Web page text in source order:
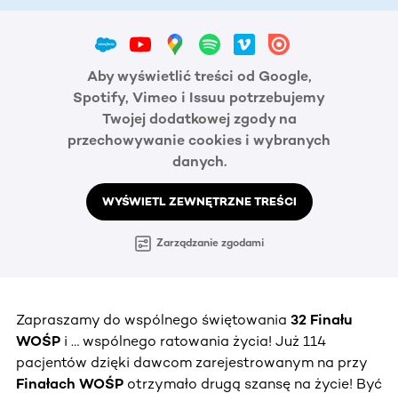
Aby wyświetlić treści od Google,
Spotify, Vimeo i Issuu potrzebujemy
Twojej dodatkowej zgody na
przechowywanie cookies i wybranych
danych.
WYŚWIETL ZEWNĘTRZNE TREŚCI
Zarządzanie zgodami
Zapraszamy do wspólnego świętowania 32 Finału
WOŚP i … wspólnego ratowania życia! Już 114
pacjentów dzięki dawcom zarejestrowanym na przy
Finałach WOŚP otrzymało drugą szansę na życie! Być